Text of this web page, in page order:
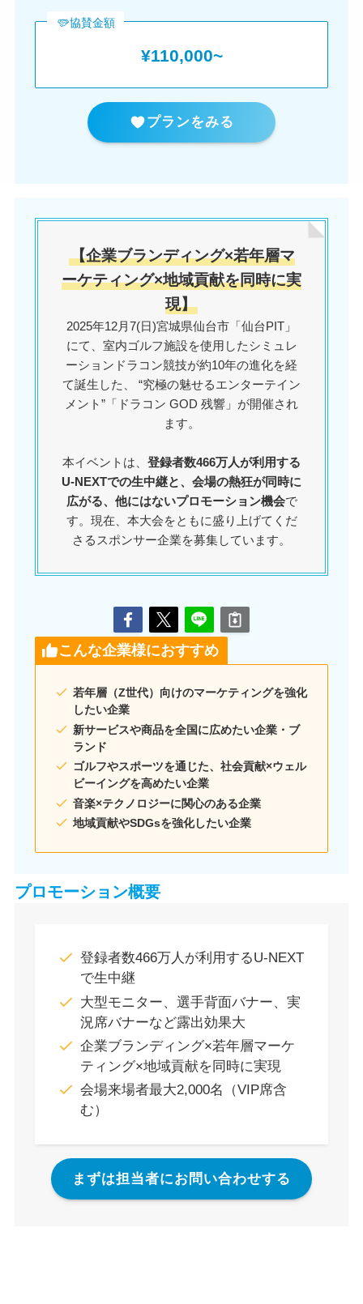
協賛金額
¥110,000~
プランをみる
【企業ブランディング×若年層マ
ーケティング×地域貢献を同時に実
現】
2025年12月7(日)宮城県仙台市「仙台PIT」
にて、室内ゴルフ施設を使用したシミュレ
ーションドラコン競技が約10年の進化を経
て誕生した、 “究極の魅せるエンターテイン
メント”「ドラコン GOD 残響」が開催され
ます。
本イベントは、 登録者数466万人が利用する
U-NEXTでの生中継と、会場の熱狂が同時に
広がる、他にはないプロモーション機会で
す。現在、本大会をともに盛り上げてくだ
さるスポンサー企業を募集しています。
こんな企業様におすすめ
若年層（Z世代）向けのマーケティングを強化
したい企業
新サービスや商品を全国に広めたい企業・ブ
ランド
ゴルフやスポーツを通じた、社会貢献×ウェル
ビーイングを高めたい企業
音楽×テクノロジーに関心のある企業
地域貢献やSDGsを強化したい企業
プロモーション概要
登録者数466万人が利用するU-NEXT
で生中継
大型モニター、選手背面バナー、実
況席バナーなど露出効果大
企業ブランディング×若年層マーケ
ティング×地域貢献を同時に実現
会場来場者最大2,000名（VIP席含
む）
まずは担当者にお問い合わせする